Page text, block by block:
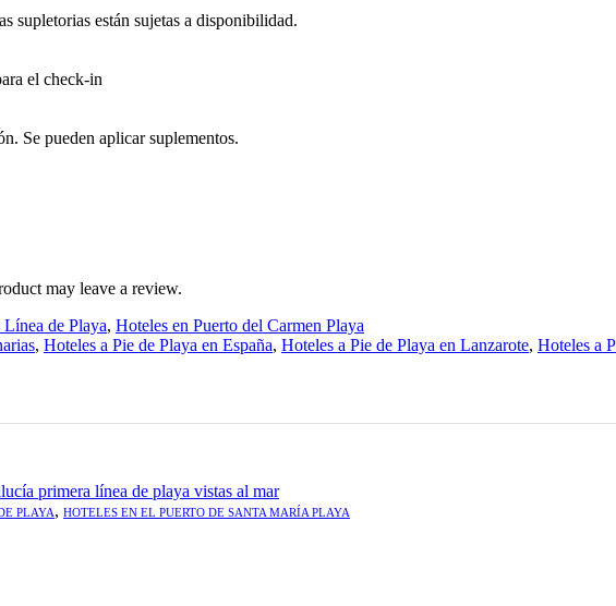
supletorias están sujetas a disponibilidad.
el check-in
Se pueden aplicar suplementos.
may leave a review.
de Playa, Hoteles en Puerto del Carmen Playa
, Hoteles a Pie de Playa en España, Hoteles a Pie de Playa en Lanzarote, Hoteles a
PLAYA, HOTELES EN EL PUERTO DE SANTA MARÍA PLAYA